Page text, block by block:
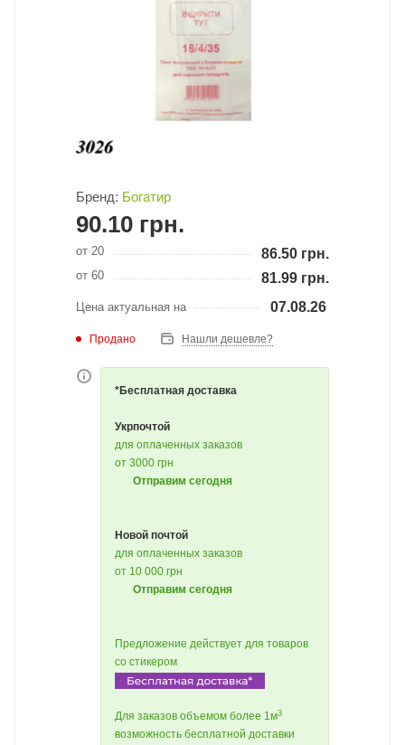
Бренд: Богатир
90.10 грн.
от 20 86.50 грн.
от 60 81.99 грн.
Цена актуальная на 07.08.26
Продано Нашли дешевле?
*Бесплатная доставка
Укрпочтой
для оплаченных заказов
от 3000 грн
Отправим сегодня
Новой почтой
для оплаченных заказов
от 10 000 грн
Отправим сегодня
Предложение действует для товаров
со стикером
Для заказов объемом более 1м3
возможность бесплатной доставки